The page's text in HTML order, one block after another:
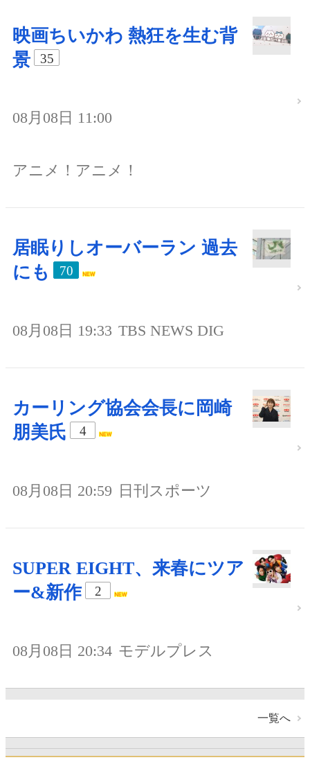
映画ちいかわ 熱狂を生む背
景
35
08月08日 11:00
アニメ！アニメ！
居眠りしオーバーラン 過去
にも
70
08月08日 19:33 TBS NEWS DIG
カーリング協会会長に岡崎
朋美氏
4
08月08日 20:59 日刊スポーツ
SUPER EIGHT、来春にツア
ー&新作
2
08月08日 20:34 モデルプレス
一覧へ